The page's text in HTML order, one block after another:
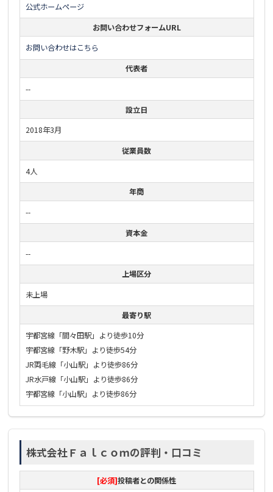
公式ホームページ
お問い合わせフォームURL
お問い合わせはこちら
代表者
--
設立日
2018年3月
従業員数
4人
年商
--
資本金
--
上場区分
未上場
最寄り駅
宇都宮線「間々田駅」より徒歩10分
宇都宮線「野木駅」より徒歩54分
JR両毛線「小山駅」より徒歩86分
JR水戸線「小山駅」より徒歩86分
宇都宮線「小山駅」より徒歩86分
株式会社Ｆａｌｃｏｍの評判・口コミ
[必須]投稿者との関係性